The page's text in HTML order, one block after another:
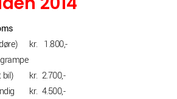
kr. 47.500,00.
kr. 1.800,-
bil)
kr. 2.700,-
kr. 4.500,-